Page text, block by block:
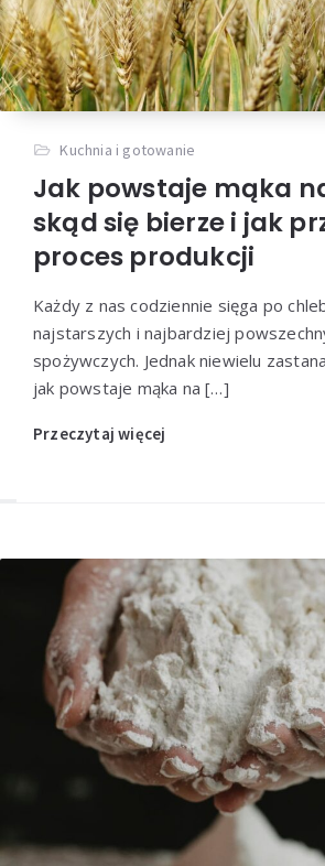
Kuchnia i gotowanie
Jak powstaje mąka
skąd się bierze i jak
proces produkcji
Każdy z nas codziennie sięga po
najstarszych i najbardziej
spożywczych. Jednak niewielu
jak powstaje mąka na […]
Przeczytaj więcej